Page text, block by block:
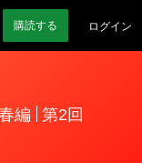
購読する ログイン
編 第2回